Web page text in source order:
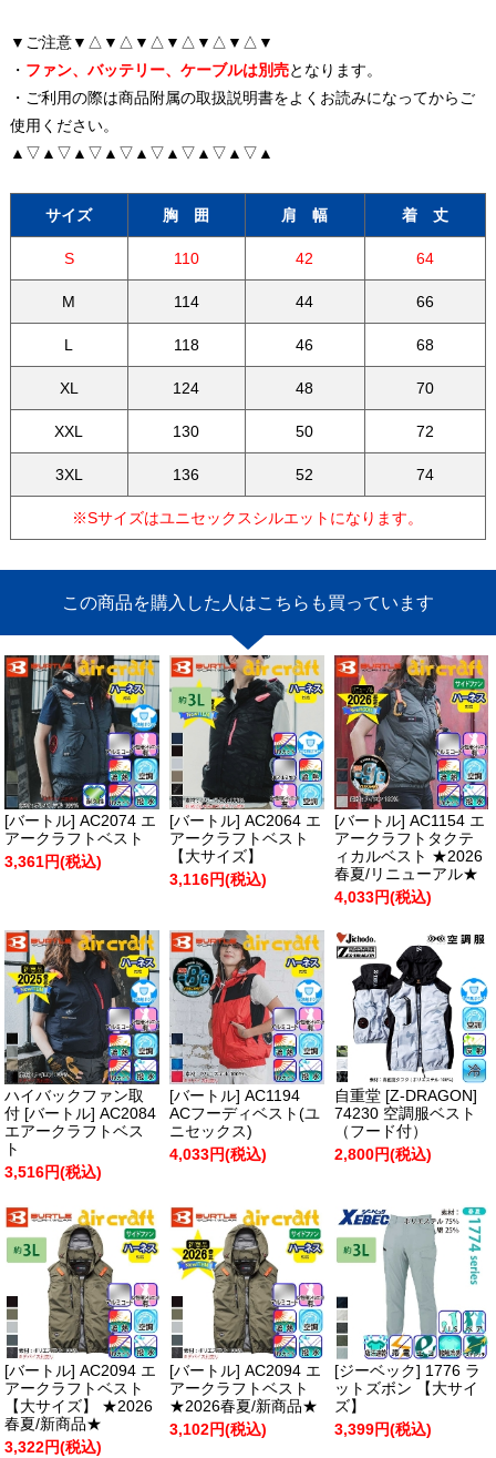
▼ご注意▼△▼△▼△▼△▼△▼△▼
・ ファン、バッテリー、ケーブルは別売となります。
・ご利用の際は商品附属の取扱説明書をよくお読みになってからご
使用ください。
▲▽▲▽▲▽▲▽▲▽▲▽▲▽▲▽▲
サイズ 胸 囲 肩 幅 着 丈
S 110 42 64
M 114 44 66
L 118 46 68
XL 124 48 70
XXL 130 50 72
3XL 136 52 74
※Sサイズはユニセックスシルエットになります。
この商品を購入した人はこちらも買っています
[バートル] AC2074 エ
アークラフトベスト
3,361円(税込)
[バートル] AC2064 エ
アークラフトベスト
【大サイズ】
3,116円(税込)
[バートル] AC1154 エ
アークラフトタクテ
ィカルベスト ★2026
春夏/リニューアル★
4,033円(税込)
ハイバックファン取
付 [バートル] AC2084
エアークラフトベス
ト
3,516円(税込)
[バートル] AC1194
ACフーディベスト(ユ
ニセックス)
4,033円(税込)
自重堂 [Z-DRAGON]
74230 空調服ベスト
（フード付）
2,800円(税込)
[バートル] AC2094 エ
アークラフトベスト
【大サイズ】 ★2026
春夏/新商品★
3,322円(税込)
[バートル] AC2094 エ
アークラフトベスト
★2026春夏/新商品★
3,102円(税込)
[ジーベック] 1776 ラ
ットズボン 【大サイ
ズ】
3,399円(税込)